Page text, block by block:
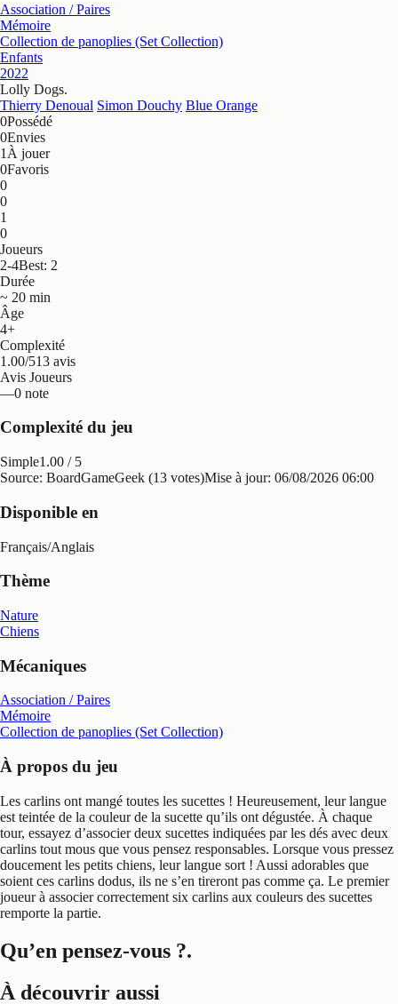
Association / Paires
Mémoire
Collection de panoplies (Set Collection)
Enfants
2022
Lolly Dogs.
Thierry Denoual Simon Douchy Blue Orange
0Possédé
0Envies
1 À jouer
0Favoris
0
0
1
0
Joueurs
2-4Best: 2
Durée
~ 20 min
Âge
4+
Complexité
1.00/513 avis
Avis Joueurs
—0 note
Complexité du jeu
Simple1.00 / 5
Source: BoardGameGeek (13 votes)Mise à jour: 06/08/2026 06:00
Disponible en
Français/Anglais
Thème
Nature
Chiens
Mécaniques
Association / Paires
Mémoire
Collection de panoplies (Set Collection)
À propos du jeu
Les carlins ont mangé toutes les sucettes ! Heureusement, leur langue
est teintée de la couleur de la sucette qu’ils ont dégustée. À chaque
tour, essayez d’associer deux sucettes indiquées par les dés avec deux
carlins tout mous que vous pensez responsables. Lorsque vous pressez
doucement les petits chiens, leur langue sort ! Aussi adorables que
soient ces carlins dodus, ils ne s’en tireront pas comme ça. Le premier
joueur à associer correctement six carlins aux couleurs des sucettes
remporte la partie.
Qu’en pensez-vous ?.
À découvrir aussi